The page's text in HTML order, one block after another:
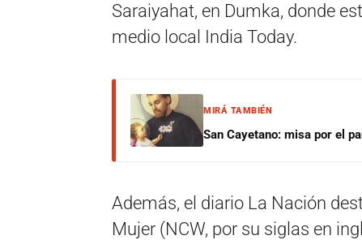
Saraiyahat, en Dumka, donde
medio local India Today.
MIRÁ TAMBIÉN
San Cayetano: misa por el
Además, el diario La Nación
Mujer (NCW, por su siglas en